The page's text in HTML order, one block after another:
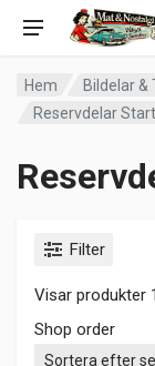
Hem Bildelar &
Reservdelar
Filter
Visar produkter
Shop order